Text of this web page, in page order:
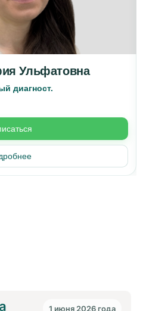
Ульфатовна
диагност.
1 июня 2026 года